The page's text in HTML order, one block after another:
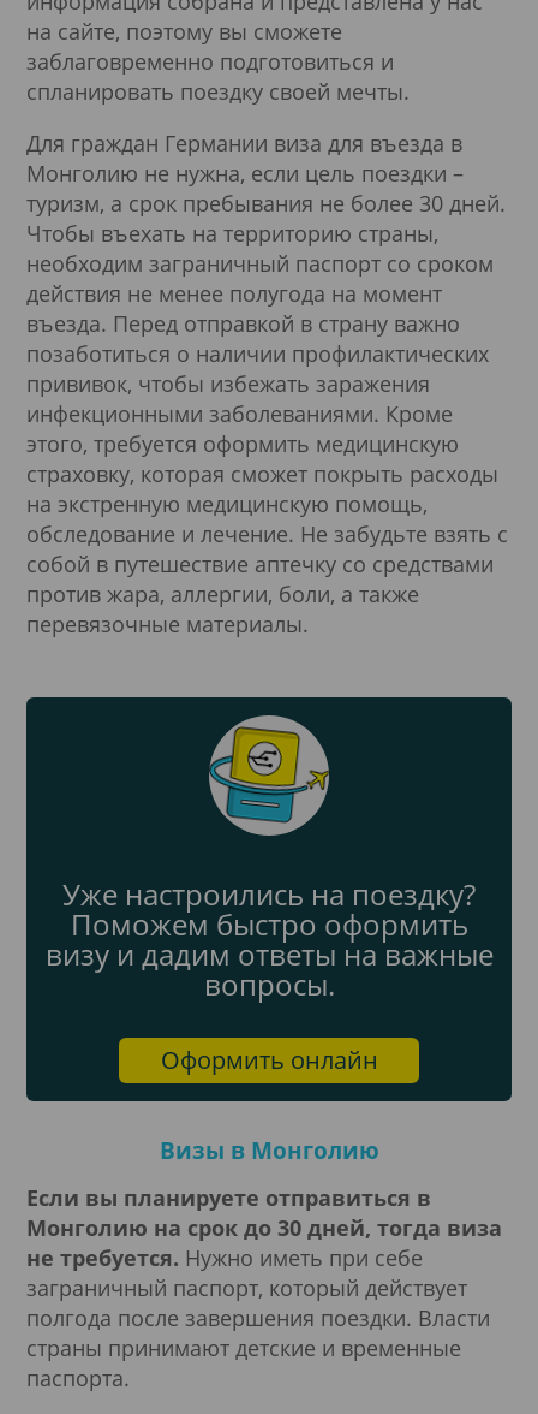
на сайте, поэтому вы сможете
заблаговременно подготовиться и
спланировать поездку своей мечты.
Для граждан Германии виза для въезда в
Монголию не нужна, если цель поездки –
туризм, а срок пребывания не более 30 дней.
Чтобы въехать на территорию страны,
необходим заграничный паспорт со сроком
действия не менее полугода на момент
въезда. Перед отправкой в страну важно
позаботиться о наличии профилактических
прививок, чтобы избежать заражения
инфекционными заболеваниями. Кроме
этого, требуется оформить медицинскую
страховку, которая сможет покрыть расходы
на экстренную медицинскую помощь,
обследование и лечение. Не забудьте взять с
собой в путешествие аптечку со средствами
против жара, аллергии, боли, а также
перевязочные материалы.
Уже настроились на поездку?
Поможем быстро оформить
визу и дадим ответы на важные
вопросы.
Оформить онлайн
Визы в Монголию
Если вы планируете отправиться в
Монголию на срок до 30 дней, тогда виза
не требуется. Нужно иметь при себе
заграничный паспорт, который действует
полгода после завершения поездки. Власти
страны принимают детские и временные
паспорта.